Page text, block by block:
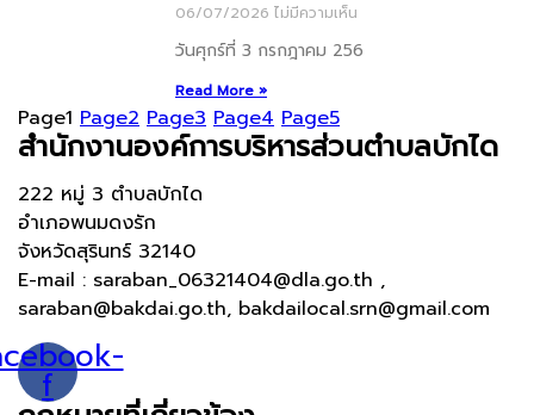
06/07/2026 ไม่มีความเห็น
วันศุกร์ที่ 3 กรกฎาคม 256
Read More »
Page1 Page2 Page3 Page4 Page5
สำนักงานองค์การบริหารส่วนตำบลบักได
222 หมู่ 3 ตำบลบักได
อำเภอพนมดงรัก
จังหวัดสุรินทร์ 32140
E-mail : saraban_06321404@dla.go.th ,
saraban@bakdai.go.th, bakdailocal.srn@gmail.com
f